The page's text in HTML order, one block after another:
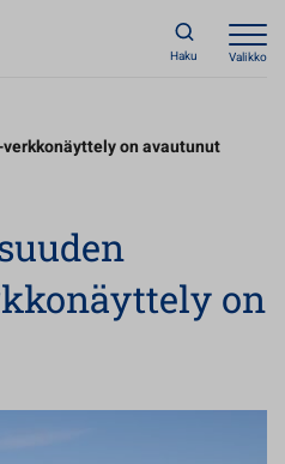
Haku Valikko
on avautunut
on